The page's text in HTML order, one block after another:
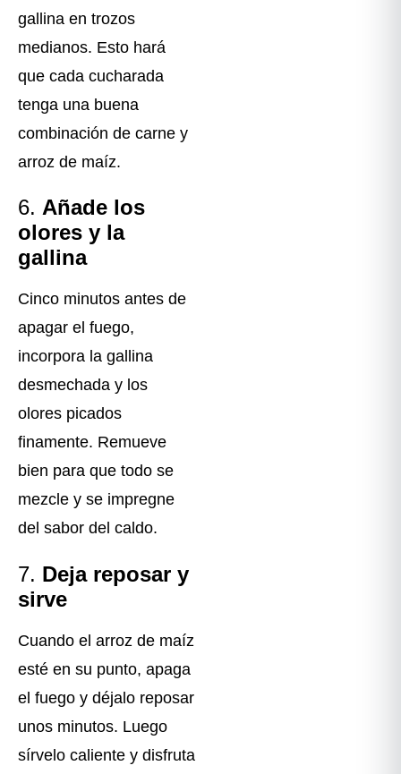
gallina en trozos
medianos. Esto hará
que cada cucharada
tenga una buena
combinación de carne y
arroz de maíz.
6. Añade los
olores y la
gallina
Cinco minutos antes de
apagar el fuego,
incorpora la gallina
desmechada y los
olores picados
finamente. Remueve
bien para que todo se
mezcle y se impregne
del sabor del caldo.
7. Deja reposar y
sirve
Cuando el arroz de maíz
esté en su punto, apaga
el fuego y déjalo reposar
unos minutos. Luego
sírvelo caliente y disfruta